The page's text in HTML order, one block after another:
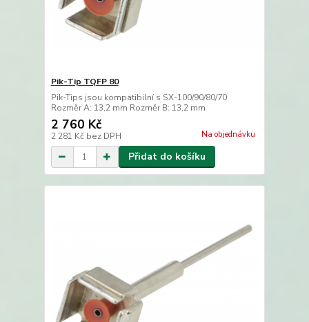
Pik-Tip TQFP 80
Pik-Tips jsou kompatibilní s SX-100/90/80/70
Rozměr A: 13,2 mm Rozměr B: 13,2 mm
2 760 Kč
2 281 Kč bez DPH Na objednávku
Přidat do košíku